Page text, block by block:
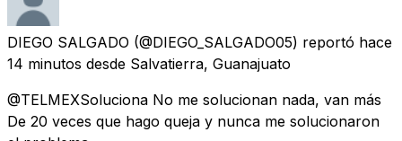
DIEGO SALGADO (@DIEGO_SALGADO05) reportó hace
14 minutos desde Salvatierra, Guanajuato
@TELMEXSoluciona No me solucionan nada, van más
De 20 veces que hago queja y nunca me solucionaron